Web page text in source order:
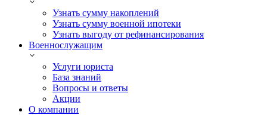
Узнать сумму накоплений
Узнать сумму военной ипотеки
Узнать выгоду от рефинансирования
Военнослужащим
Услуги юриста
База знаний
Вопросы и ответы
Акции
О компании